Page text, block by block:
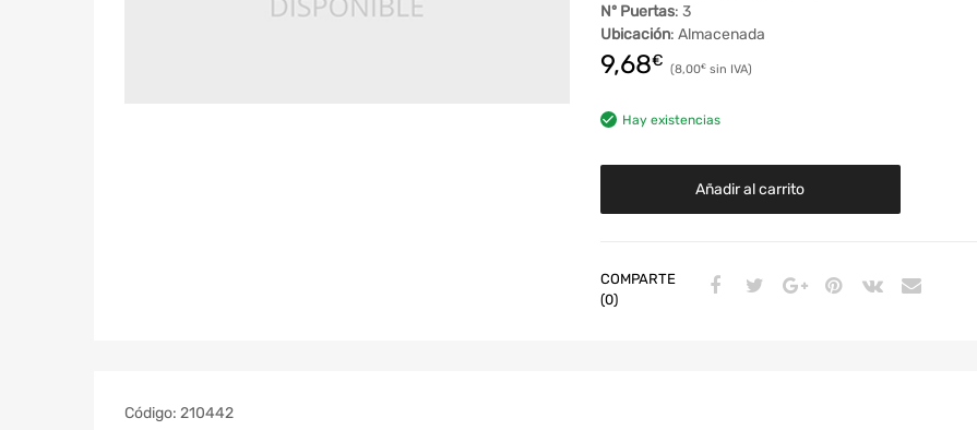
Nº Puertas: 3
Ubicación: Almacenada
9,68€ 8,00€
Hay existencias
Añadir al carrito
COMPARTE
(0)
Código: 210442